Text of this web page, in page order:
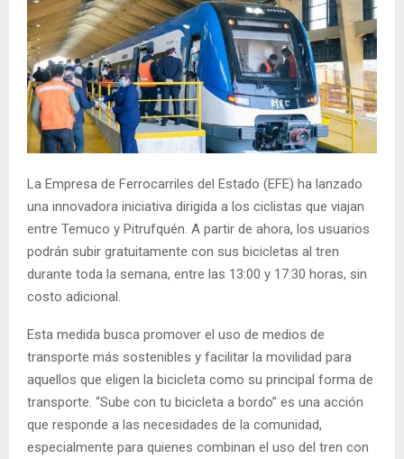
Y
M
E
N
U
La Empresa de Ferrocarriles del Estado (EFE) ha lanzado
una innovadora iniciativa dirigida a los ciclistas que viajan
entre Temuco y Pitrufquén. A partir de ahora, los usuarios
podrán subir gratuitamente con sus bicicletas al tren
durante toda la semana, entre las 13:00 y 17:30 horas, sin
costo adicional.
Esta medida busca promover el uso de medios de
transporte más sostenibles y facilitar la movilidad para
aquellos que eligen la bicicleta como su principal forma de
transporte. “Sube con tu bicicleta a bordo” es una acción
que responde a las necesidades de la comunidad,
especialmente para quienes combinan el uso del tren con